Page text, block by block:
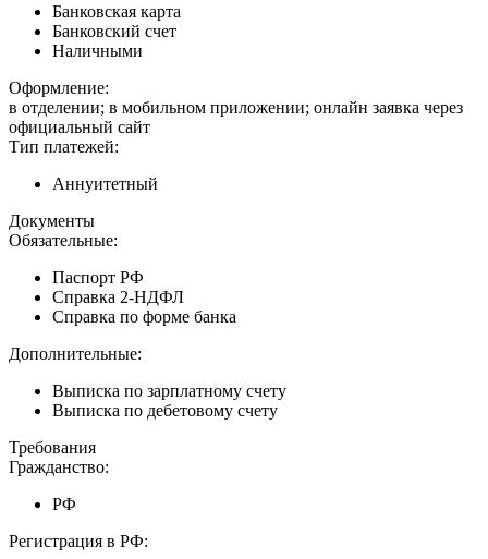
Банковская карта
Банковский счет
Наличными
Оформление:
в отделении; в мобильном приложении; онлайн заявка через
официальный сайт
Тип платежей:
Аннуитетный
Документы
Обязательные:
Паспорт РФ
Справка 2-НДФЛ
Справка по форме банка
Дополнительные:
Выписка по зарплатному счету
Выписка по дебетовому счету
Требования
Гражданство:
РФ
Регистрация в РФ: